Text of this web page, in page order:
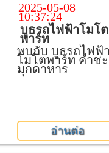
2025-05-08
10:37:24
บูธรถไฟฟ้าโมโต
พาร์ท
พบกับ บูธรถไฟฟ้า
โมโตพาร์ท คำช
มุกดาหาร
อ่านต่อ